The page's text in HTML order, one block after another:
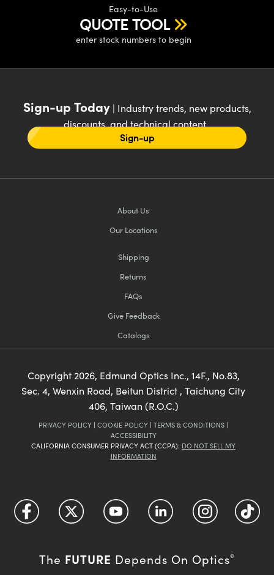
Easy-to-Use
QUOTE TOOL
enter stock numbers to begin
Sign-up Today| Industry trends, new products,
discounts, and technical content
Sign-up
About Us
Our Locations
Shipping
Returns
FAQs
Give Feedback
Catalogs
Copyright 2026, Edmund Optics Inc., 14F., No.83,
Sec. 4, Wenxin Road, Beitun District , Taichung City
406, Taiwan (R.O.C.)
PRIVACY POLICY | COOKIE POLICY | TERMS & CONDITIONS |
ACCESSIBILITY
CALIFORNIA CONSUMER PRIVACY ACT (CCPA): DO NOT SELL MY
INFORMATION
The FUTURE Depends On Optics®